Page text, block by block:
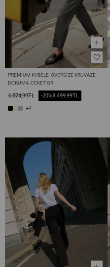
PREMIUM KYBELE  OVERSIZE KRUVAZE
DOKUMA  CEKET GRI
4.374,99TL 3.499,99TL
-20%
+4